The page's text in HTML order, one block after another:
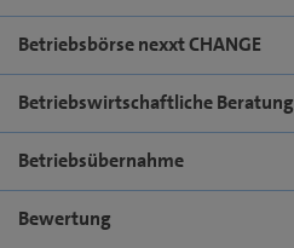
Betriebsbörse nexxt CHANGE
Betriebswirtschaftliche Beratung
Betriebsübernahme
Bewertung